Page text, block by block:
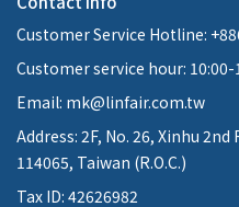
Customer Service Hotline:
Customer service hour: 10:00-
Email: mk@linfair.com.tw
Address: 2F, No. 26, Xinhu
114065, Taiwan (R.O.C.)
Tax ID: 42626982